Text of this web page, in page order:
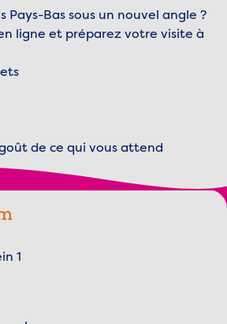
Pays-Bas sous un nouvel angle ?
ligne et préparez votre visite à
les cookies
Lire la vidéo
de ce qui vous attend
la page d'accueil
1